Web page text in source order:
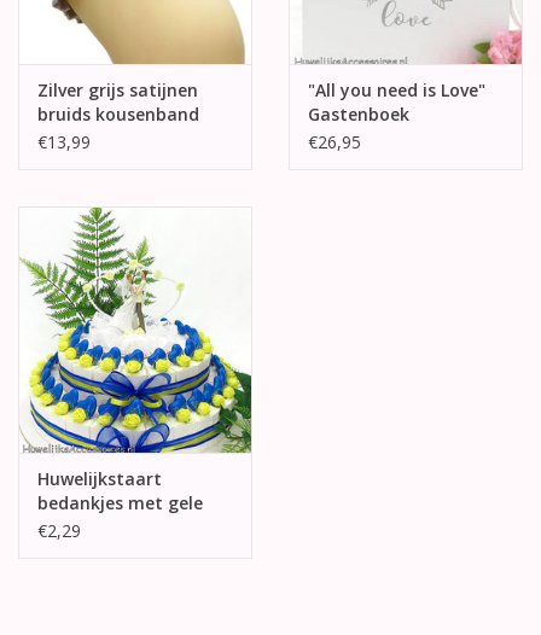
Zilver grijs satijnen
bruids kousenband
€13,99
"All you need is Love"
Gastenboek
€26,95
Huwelijkstaart
bedankjes met gele
roosjes en hartjes
€2,29